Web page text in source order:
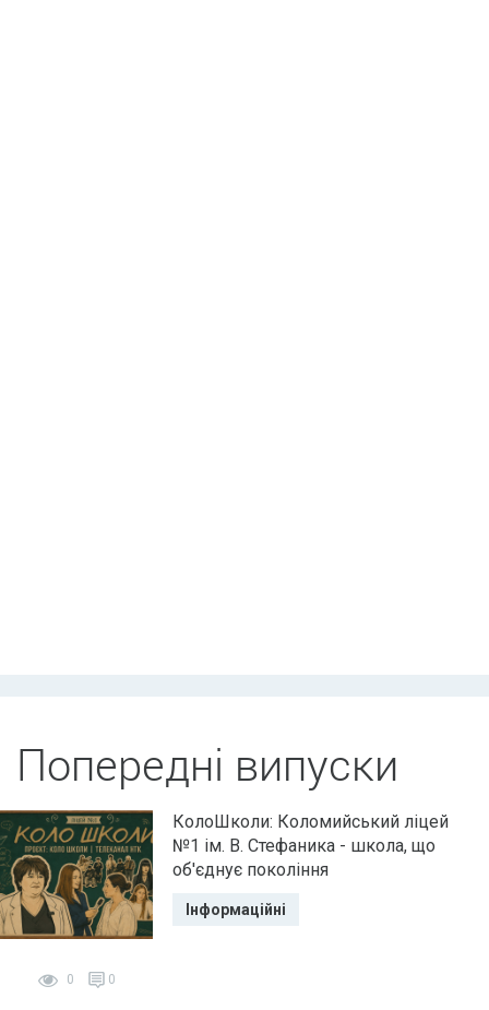
Попередні випуски
0 0
КолоШколи: Коломийський ліцей
№1 ім. В. Стефаника - школа, що
об'єднує покоління
Інформаційні